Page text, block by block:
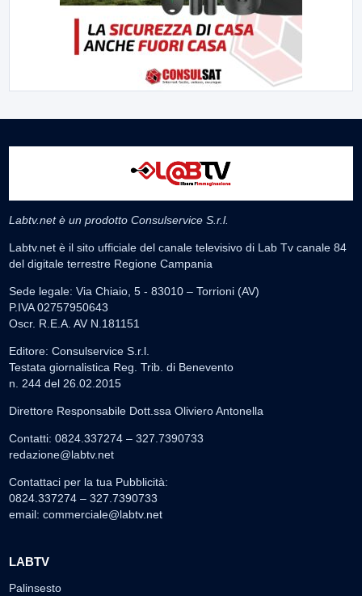
Labtv.net è un prodotto Consulservice S.r.l.
Labtv.net è il sito ufficiale del canale televisivo di Lab Tv canale 84
del digitale terrestre Regione Campania
Sede legale: Via Chiaio, 5 - 83010 – Torrioni (AV)
P.IVA 02757950643
Oscr. R.E.A. AV N.181151
Editore: Consulservice S.r.l.
Testata giornalistica Reg. Trib. di Benevento
n. 244 del 26.02.2015
Direttore Responsabile Dott.ssa Oliviero Antonella
Contatti: 0824.337274 – 327.7390733
redazione@labtv.net
Contattaci per la tua Pubblicità:
0824.337274 – 327.7390733
email: commerciale@labtv.net
LABTV
Palinsesto